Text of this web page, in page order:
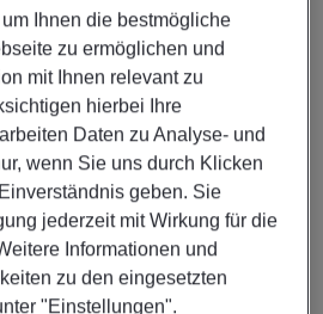
(gn) im
in einem IG Metall
für Lagerlogistik in
Fachkraft für Lagerlogistik
Ihnen die bestmögliche
zu ermöglichen und
mit Ihnen relevant zu
hierbei Ihre
Daten zu Analyse- und
wenn Sie uns durch Klicken
geben. Sie
jederzeit mit Wirkung für die
Informationen und
zu den eingesetzten
"Einstellungen".